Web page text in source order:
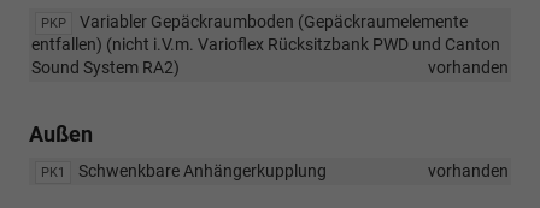
PKP
Variabler Gepäckraumboden (Gepäckraumelemente
entfallen) (nicht i.V.m. Varioflex Rücksitzbank PWD und Canton
Sound System RA2)
vorhanden
Außen
PK1 Schwenkbare Anhängerkupplung vorhanden